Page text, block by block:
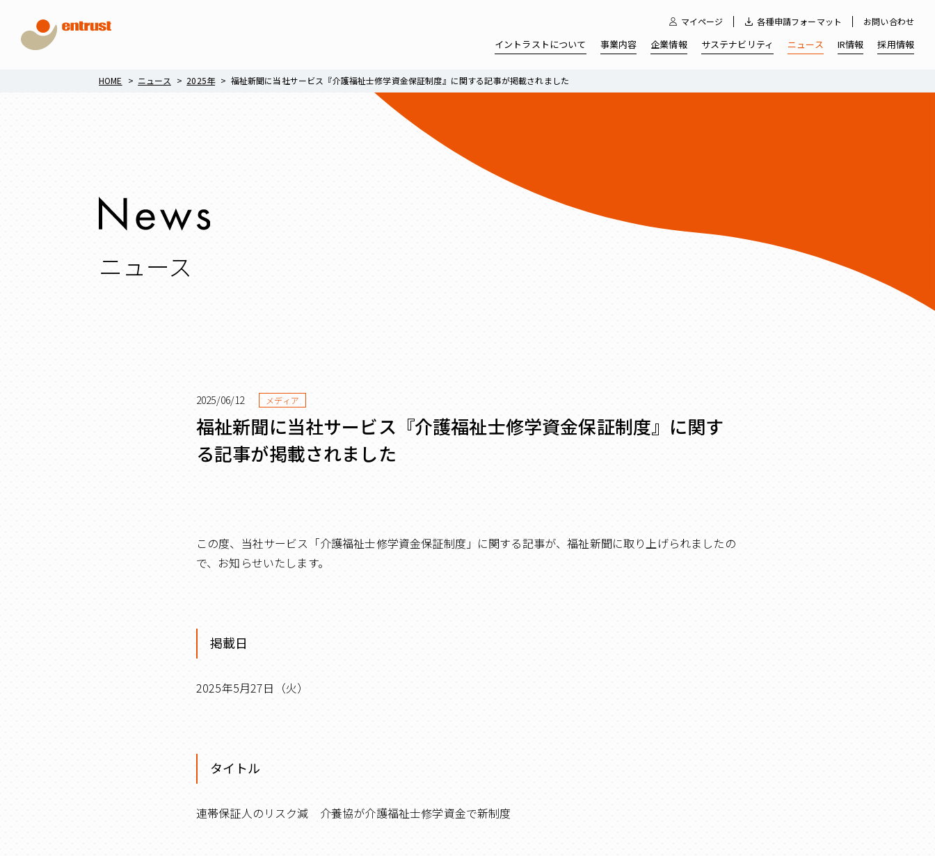
イントラストについて 事業内容 企業情報 サステナビリティ ニュース IR情報 採用情報
マイページ 各種申請フォーマット お問い合わせ
HOME ニュース 2025年 福祉新聞に当社サービス『介護福祉士修学資金保証制度』に関する記事が掲載されました
ニュース
2025/06/12 メディア
福祉新聞に当社サービス『介護福祉士修学資金保証制度』に関す
る記事が掲載されました
この度、当社サービス「介護福祉士修学資金保証制度」に関する記事が、福祉新聞に取り上げられましたの
で、お知らせいたします。
掲載日
2025年5月27日（火）
タイトル
連帯保証人のリスク減 介養協が介護福祉士修学資金で新制度